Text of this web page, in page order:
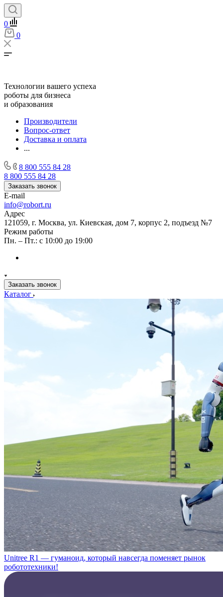
0
0
Технологии вашего успеха
роботы для бизнеса
и образования
Производители
Вопрос-ответ
Доставка и оплата
...
8 800 555 84 28
8 800 555 84 28
Заказать звонок
E-mail
info@robort.ru
Адрес
121059, г. Москва, ул. Киевская, дом 7, корпус 2, подъезд №7
Режим работы
Пн. – Пт.: с 10:00 до 19:00
Заказать звонок
Каталог
Unitree R1 — гуманоид, который навсегда поменяет рынок
робототехники!